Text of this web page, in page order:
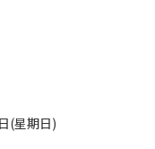
(星期日)